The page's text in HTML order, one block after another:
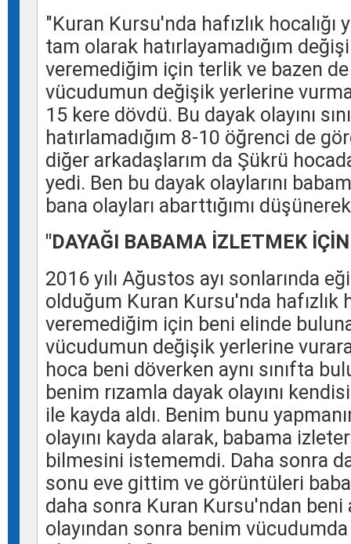
"Kuran Kursu'nda hafızlık hocalığı
tam olarak hatırlayamadığım
veremediğim için terlik ve bazen
vücudumun değişik yerlerine
15 kere dövdü. Bu dayak olayını
hatırlamadığım 8-10 öğrenci de
diğer arkadaşlarım da Şükrü
yedi. Ben bu dayak olaylarını
bana olayları abarttığımı
"DAYAĞI BABAMA İZLETMEK
2016 yılı Ağustos ayı sonlarında
olduğum Kuran Kursu'nda
veremediğim için beni elinde
vücudumun değişik yerlerine
hoca beni döverken aynı sınıfta
benim rızamla dayak olayını
ile kayda aldı. Benim bunu
olayını kayda alarak, babama
bilmesini istememdi. Daha sonra
sonu eve gittim ve görüntüleri
daha sonra Kuran Kursu'ndan beni
olayından sonra benim